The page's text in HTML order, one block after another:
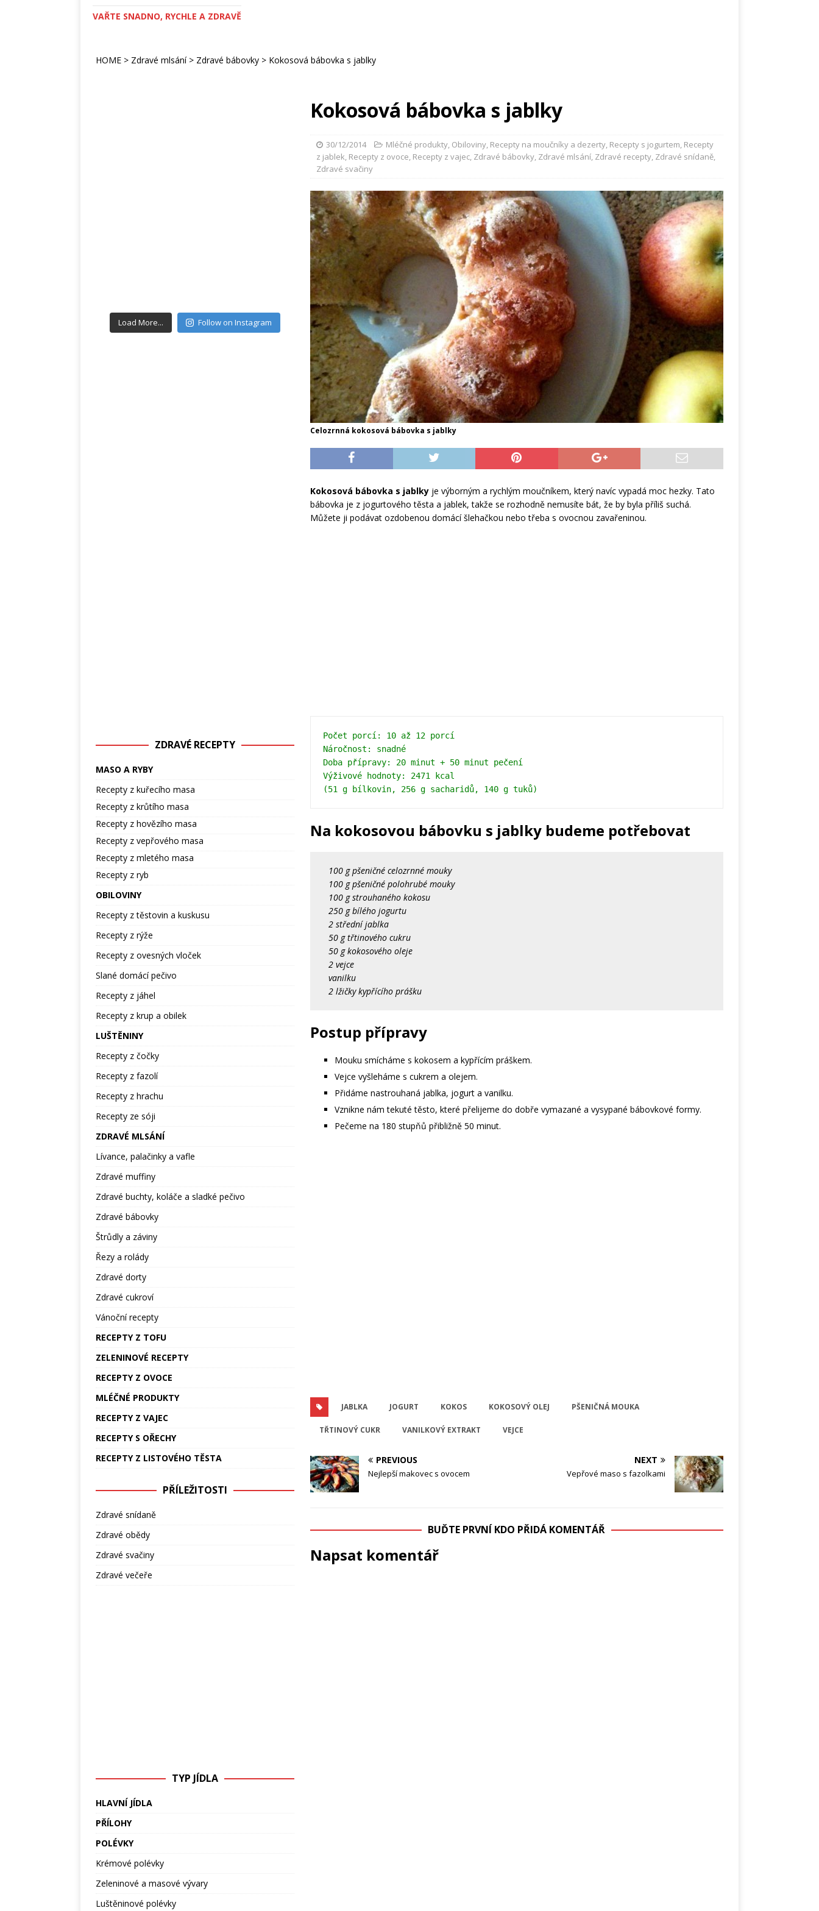
VAŘTE SNADNO, RYCHLE A ZDRAVĚ
HOME > Zdravé mlsání> Zdravé bábovky > Kokosová bábovka s jablky
Kokosová bábovka s jablky
30/12/2014 Mléčné produkty, Obiloviny, Recepty na moučníky a dezerty, Recepty s jogurtem, Recepty
z jablek, Recepty z ovoce, Recepty z vajec, Zdravé bábovky, Zdravé mlsání, Zdravé recepty, Zdravé snídaně,
Zdravé svačiny
Celozrnná kokosová bábovka s jablky
Kokosová bábovka s jablkyje výborným a rychlým moučníkem, který navíc vypadá moc hezky. Tato
bábovka je z jogurtového těsta a jablek, takže se rozhodně nemusíte bát, že by byla příliš suchá.
Můžete ji podávat ozdobenou domácí šlehačkou nebo třeba s ovocnou zavařeninou.
Počet porcí: 10 až 12 porcí
Náročnost: snadné
Doba přípravy: 20 minut + 50 minut pečení
Výživové hodnoty: 2471 kcal
(51 g bílkovin, 256 g sacharidů, 140 g tuků)
Na kokosovou bábovku s jablky budeme potřebovat
100 g pšeničné celozrnné mouky
100 g pšeničné polohrubé mouky
100 g strouhaného kokosu
250 g bílého jogurtu
2 střední jablka
50 g třtinového cukru
50 g kokosového oleje
2 vejce
vanilku
2 lžičky kypřícího prášku
Postup přípravy
Mouku smícháme s kokosem a kypřícím práškem.
Vejce vyšleháme s cukrem a olejem.
Přidáme nastrouhaná jablka, jogurt a vanilku.
Vznikne nám tekuté těsto, které přelijeme do dobře vymazané a vysypané bábovkové formy.
Pečeme na 180 stupňů přibližně 50 minut.
JABLKA JOGURT KOKOS KOKOSOVÝ OLEJ PŠENIČNÁ MOUKA
TŘTINOVÝ CUKR VANILKOVÝ EXTRAKT VEJCE
PREVIOUS
Nejlepší makovec s ovocem
NEXT
Vepřové maso s fazolkami
BUĎTE PRVNÍ KDO PŘIDÁ KOMENTÁŘ
Napsat komentář
Load More... Follow on Instagram
ZDRAVÉ RECEPTY
MASO A RYBY
Recepty z kuřecího masa
Recepty z krůtího masa
Recepty z hovězího masa
Recepty z vepřového masa
Recepty z mletého masa
Recepty z ryb
OBILOVINY
Recepty z těstovin a kuskusu
Recepty z rýže
Recepty z ovesných vloček
Slané domácí pečivo
Recepty z jáhel
Recepty z krup a obilek
LUŠTĚNINY
Recepty z čočky
Recepty z fazolí
Recepty z hrachu
Recepty ze sóji
ZDRAVÉ MLSÁNÍ
Lívance, palačinky a vafle
Zdravé muffiny
Zdravé buchty, koláče a sladké pečivo
Zdravé bábovky
Štrůdly a záviny
Řezy a rolády
Zdravé dorty
Zdravé cukroví
Vánoční recepty
RECEPTY Z TOFU
ZELENINOVÉ RECEPTY
RECEPTY Z OVOCE
MLÉČNÉ PRODUKTY
RECEPTY Z VAJEC
RECEPTY S OŘECHY
RECEPTY Z LISTOVÉHO TĚSTA
PŘÍLEŽITOSTI
Zdravé snídaně
Zdravé obědy
Zdravé svačiny
Zdravé večeře
TYP JÍDLA
HLAVNÍ JÍDLA
PŘÍLOHY
POLÉVKY
Krémové polévky
Zeleninové a masové vývary
Luštěninové polévky